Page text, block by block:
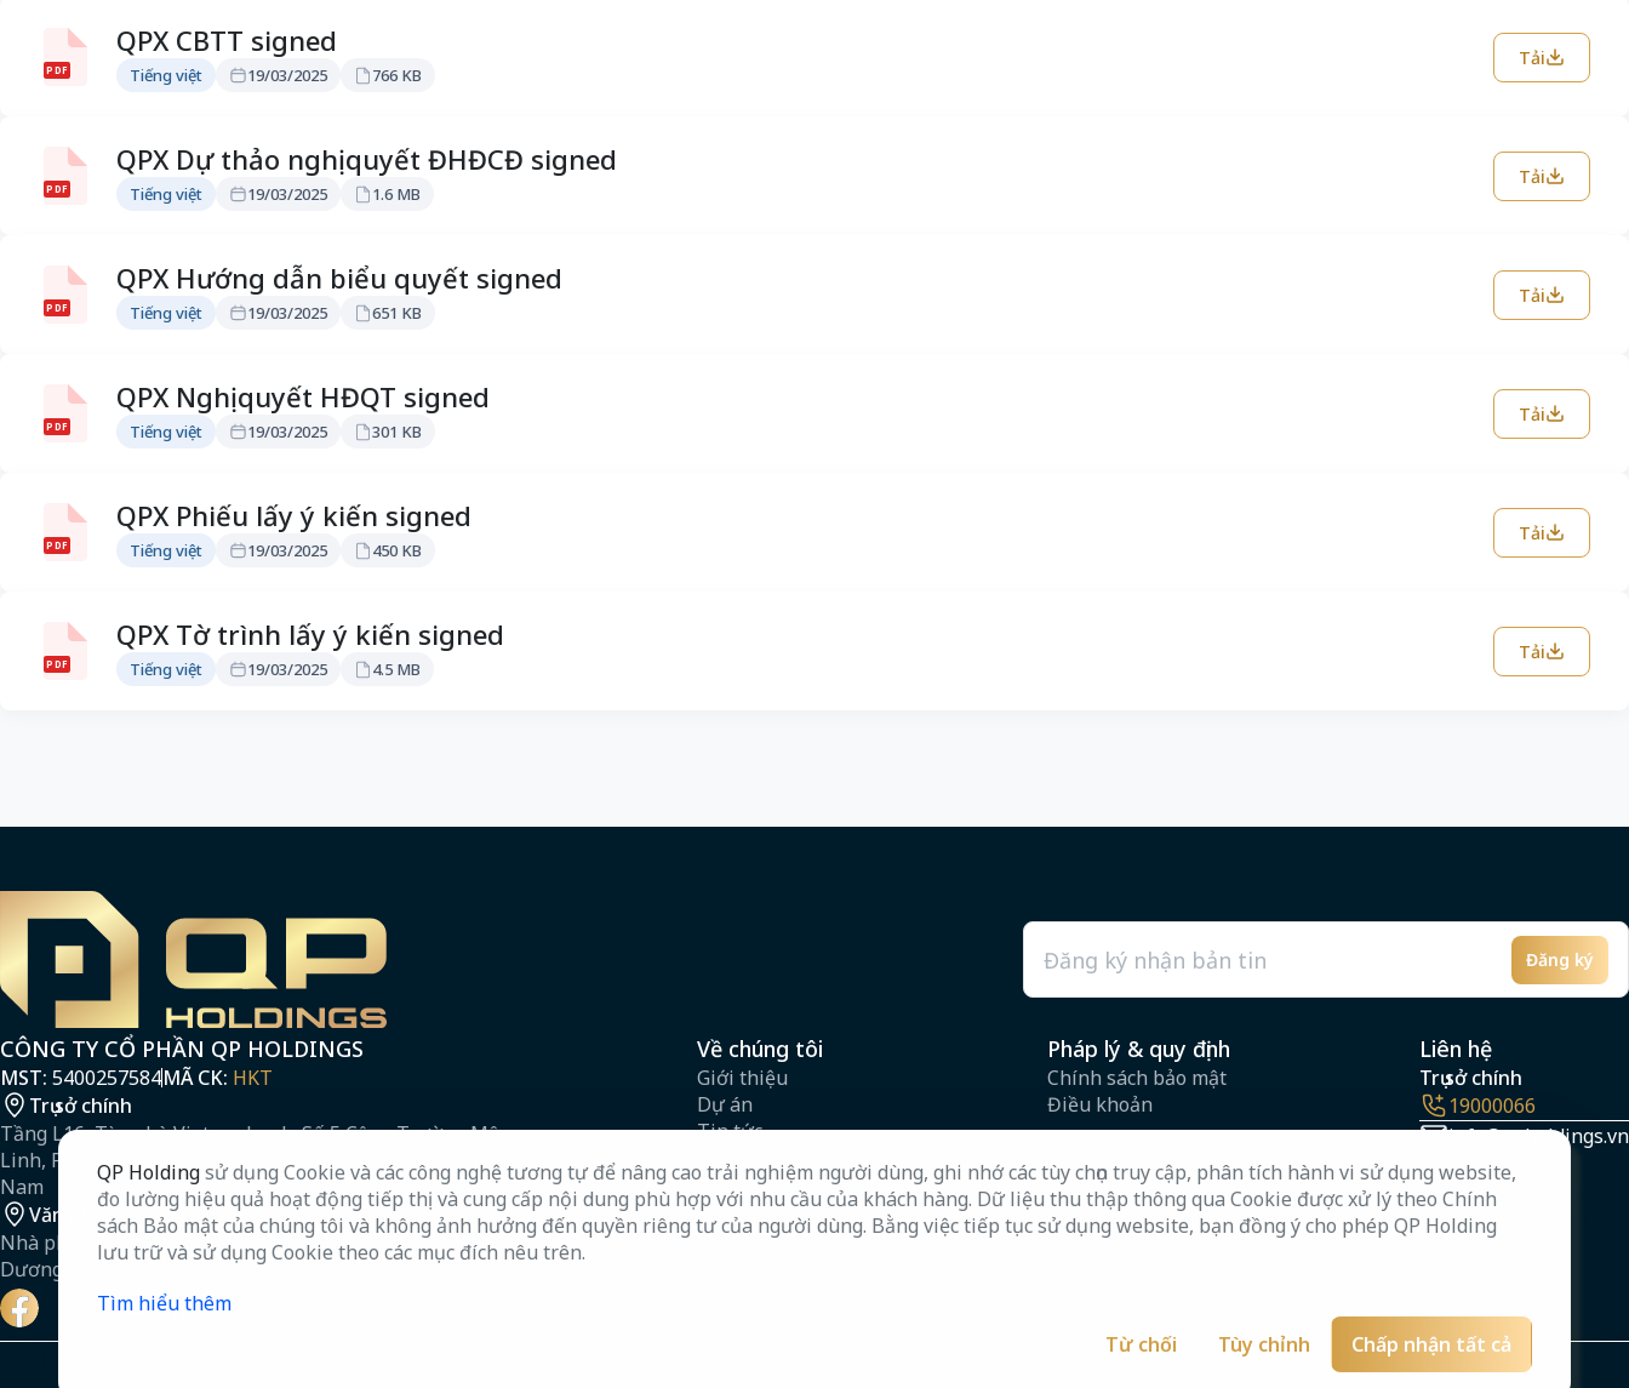
PDF
QPX CBTT signed
Tiếng việt 19/03/2025 766 KB
Tải
PDF
QPX Dự thảo nghị quyết ĐHĐCĐ signed
Tiếng việt 19/03/2025 1.6 MB
Tải
PDF
QPX Hướng dẫn biểu quyết signed
Tiếng việt 19/03/2025 651 KB
Tải
PDF
QPX Nghị quyết HĐQT signed
Tiếng việt 19/03/2025 301 KB
Tải
PDF
QPX Phiếu lấy ý kiến signed
Tiếng việt 19/03/2025 450 KB
Tải
PDF
QPX Tờ trình lấy ý kiến signed
Tiếng việt 19/03/2025 4.5 MB
Tải
Email Đăng ký
CÔNG TY CỔ PHẦN QP HOLDINGS
MST: 5400257584MÃ CK: HKT
Trụ sở chính
Tầng L16, Tòa nhà Vietcombank, Số 5 Công Trường Mê
Linh, Phường Sài Gòn, Thành phố Hồ Chí Minh, Việt
Nam
Văn phòng Bình Dương
Nhà phố F1, Đường Huỳnh Thúc Kháng, Phường Bình
Dương, Thành phố Hồ Chí Minh, Việt Nam
Về chúng tôi
Giới thiệu
Dự án
Tin tức
Tuyển dụng
Hồ sơ năng lực
Câu hỏi thường gặp
Pháp lý & quy định
Chính sách bảo mật
Điều khoản
Liên hệ
Trụ sở chính
19000066
info@qpholdings.vn
QP Holdingsử dụng Cookie và các công nghệ tương tự để nâng cao trải nghiệm người dùng, ghi nhớ các tùy chọn truy cập, phân tích hành vi sử dụng website,
đo lường hiệu quả hoạt động tiếp thị và cung cấp nội dung phù hợp với nhu cầu của khách hàng. Dữ liệu thu thập thông qua Cookie được xử lý theo Chính
sách Bảo mật của chúng tôi và không ảnh hưởng đến quyền riêng tư của người dùng. Bằng việc tiếp tục sử dụng website, bạn đồng ý cho phép QP Holding
lưu trữ và sử dụng Cookie theo các mục đích nêu trên.
Tìm hiểu thêm
Từ chối
Tùy chỉnh Chấp nhận tất cả